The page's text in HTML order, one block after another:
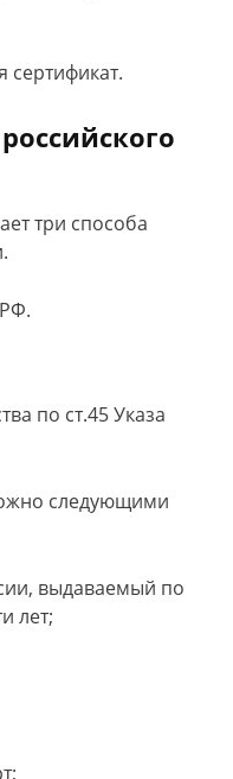
сертификат.
три способа
по ст.45 Указа
следующими
выдаваемый по
лет;